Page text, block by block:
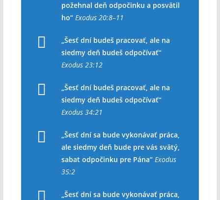
požehnal deň odpočinku a posvätil
ho“ Exodus 20:8–11
„Šesť dní budeš pracovať, ale na
siedmy deň budeš odpočívať“
Exodus 23:12
„Šesť dní budeš pracovať, ale na
siedmy deň budeš odpočívať“
Exodus 34:21
„Šesť dní sa bude vykonávať práca,
ale siedmy deň bude pre vás svätý,
sabat odpočinku pre Pána“ Exodus
35:2
„Šesť dní sa bude vykonávať práca,